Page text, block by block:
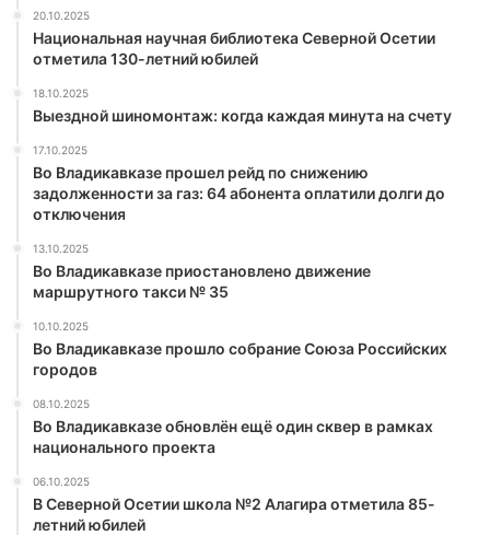
20.10.2025
Национальная научная библиотека Северной Осетии
отметила 130-летний юбилей
18.10.2025
Выездной шиномонтаж: когда каждая минута на счету
17.10.2025
Во Владикавказе прошел рейд по снижению
задолженности за газ: 64 абонента оплатили долги до
отключения
13.10.2025
Во Владикавказе приостановлено движение
маршрутного такси № 35
10.10.2025
Во Владикавказе прошло собрание Союза Российских
городов
08.10.2025
Во Владикавказе обновлён ещё один сквер в рамках
национального проекта
06.10.2025
В Северной Осетии школа №2 Алагира отметила 85-
летний юбилей